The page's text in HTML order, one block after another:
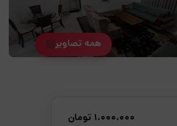
همه تصاویر
1،000،000 تومان